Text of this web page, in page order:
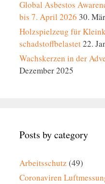
Global Asbestos
bis 7. April 2026 30.
Holzspielzeug für
schadstoffbelastet22.
Wachskerzen in der
Dezember 2025
Posts by category
Arbeitsschutz (49)
Coronaviren